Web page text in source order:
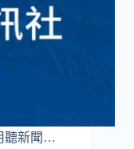
聽新聞…